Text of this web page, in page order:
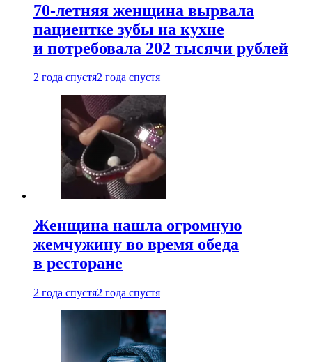
70-летняя женщина вырвала
пациентке зубы на кухне
и потребовала 202 тысячи рублей
2 года спустя2 года спустя
Женщина нашла огромную
жемчужину во время обеда
в ресторане
2 года спустя2 года спустя